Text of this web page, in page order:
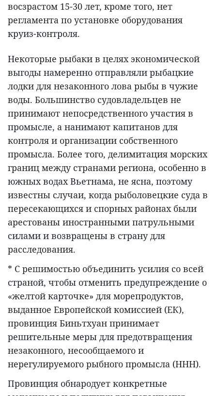
восзрастом 15-30 лет, кроме того, нет
регламента по установке оборудования
круиз-контроля.
Некоторые рыбаки в целях экономической
выгоды намеренно отправляли рыбацкие
лодки для незаконного лова рыбы в чужие
воды. Большинство судовладельцев не
принимают непосредственного участия в
промысле, а нанимают капитанов для
контроля и организации собственного
промысла. Более того, делимитация морских
границ между странами региона, особенно в
южных водах Вьетнама, не ясна, поэтому
известны случаи, когда рыболовецкие суда в
пересекающихся и спорных районах были
арестованы иностранными патрульными
силами и возвращены в страну для
расследования.
* С решимостью объединить усилия со всей
страной, чтобы отменить предупреждение о
«желтой карточке» для морепродуктов,
выданное Европейской комиссией (ЕК),
провинция Биньтхуан принимает
решительные меры для предотвращения
незаконного, несообщаемого и
нерегулируемого рыбного промысла (ННН).
Провинция обнародует конкретные